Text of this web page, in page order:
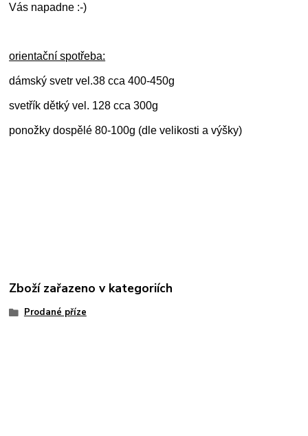
Vás napadne :-)
orientační spotřeba:
dámský svetr vel.38 cca 400-450g
svetřík dětký vel. 128 cca 300g
ponožky dospělé 80-100g (dle velikosti a výšky)
Zboží zařazeno v kategoriích
Prodané příze